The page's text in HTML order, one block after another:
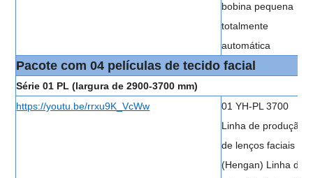
bobina pequena
totalmente
automática
Pacote com 04 películas de tecido facial
Série 01 PL (largura de 2900-3700 mm)
https://youtu.be/rrxu9K_VcWw
01 YH-PL 3700
Linha de produção
de lenços faciais
(Hengan) Linha de